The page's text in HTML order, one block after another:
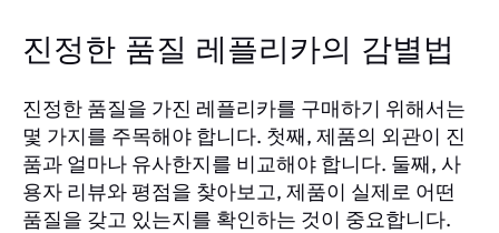
진정한 품질 레플리카의 감별법
진정한 품질을 가진 레플리카를 구매하기 위해서는
몇 가지를 주목해야 합니다. 첫째, 제품의 외관이 진
품과 얼마나 유사한지를 비교해야 합니다. 둘째, 사
용자 리뷰와 평점을 찾아보고, 제품이 실제로 어떤
품질을 갖고 있는지를 확인하는 것이 중요합니다.